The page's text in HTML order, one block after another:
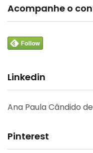
Acompanhe o
Linkedin
Ana Paula Cândido
Pinterest